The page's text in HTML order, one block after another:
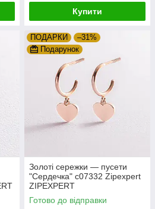
Купити
ПОДАРКИ
–31%
Подарунок
Золоті сережки — пусети
"Сердечка" с07332 Zipexpert
ZIPEXPERT
Готово до відправки